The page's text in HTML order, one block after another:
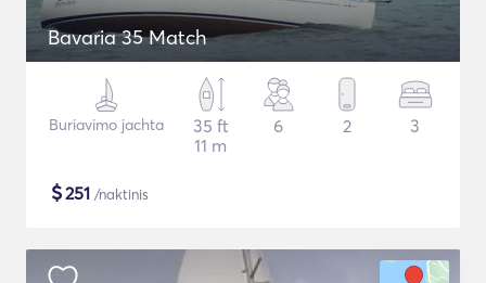
Bavaria 35 Match
Buriavimo jachta
35 ft
11 m
6 2 3
$251 /naktinis